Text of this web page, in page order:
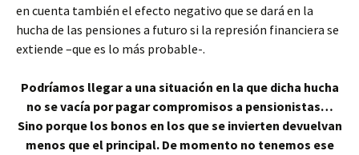
en cuenta también el efecto negativo que se dará en la
hucha de las pensiones a futuro si la represión financiera se
extiende –que es lo más probable-.
Podríamos llegar a una situación en la que dicha hucha
no se vacía por pagar compromisos a pensionistas…
Sino porque los bonos en los que se invierten devuelvan
menos que el principal. De momento no tenemos ese